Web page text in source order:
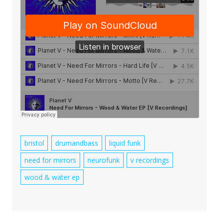
bristol drumandbass
liquid funk
need for mirrors
neurofunk
v recordings
wood & water ep